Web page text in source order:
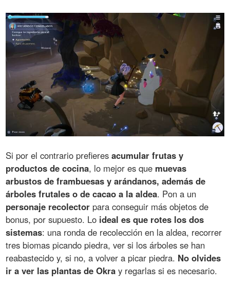
Si por el contrario prefieresacumular frutas y
productos de cocina, lo mejor es que muevas
arbustos de frambuesas y arándanos, además de
árboles frutales o de cacao a la aldea. Pon a un
personaje recolector para conseguir más objetos de
bonus, por supuesto. Lo ideal es que rotes los dos
sistemas: una ronda de recolección en la aldea, recorrer
tres biomas picando piedra, ver si los árboles se han
reabastecido y, si no, a volver a picar piedra. No olvides
ir a ver las plantas de Okra y regarlas si es necesario.